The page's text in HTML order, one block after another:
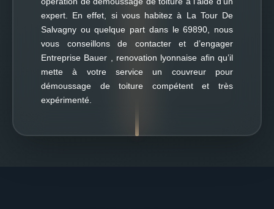
expert. En effet, si vous habitez à La Tour De
Salvagny ou quelque part dans le 69890, nous
vous conseillons de contacter et d’engager
Entreprise Bauer , renovation lyonnaise afin qu’il
mette à votre service un couvreur pour
démoussage de toiture compétent et très
expérimenté.